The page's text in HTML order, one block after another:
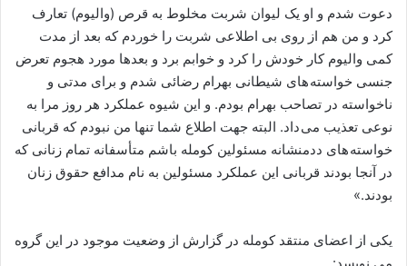
دعوت شدم و او یک لیوان شربت مخلوط به قرص (والیوم) تعارف
کرد و من هم از روی بی اطلاعی شربت را خوردم که بعد از مدت
کمی والیوم کار خودش را کرد و خوابم برد و بعدها مورد هجوم تعرض
جنسی خواسته های شیطانی بهرام رضائی شدم و برای مدتی و
ناخواسته در تصاحب بهرام بودم. و این شیوه عملکرد هر روز مرا به
نوعی تعذیب می داد. البته جهت اطلاع شما تنها من نبودم که قربانی
خواسته های ددمنشانه مسئولین کومله باشم متأسفانه تمام زنانی که
در آنجا بودند قربانی این عملکرد مسئولین به نام مدافع حقوق زنان
بودند.»
یکی از اعضای منتقد کومله در گزارش از وضعیت موجود در این گروه